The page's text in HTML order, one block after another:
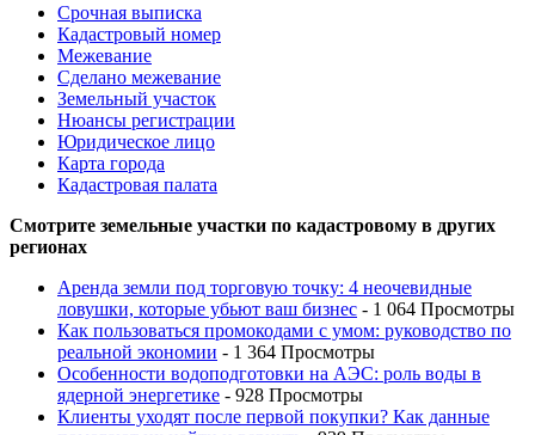
Срочная выписка
Кадастровый номер
Межевание
Сделано межевание
Земельный участок
Нюансы регистрации
Юридическое лицо
Карта города
Кадастровая палата
Смотрите земельные участки по кадастровому в других
регионах
Аренда земли под торговую точку: 4 неочевидные
ловушки, которые убьют ваш бизнес - 1 064 Просмотры
Как пользоваться промокодами с умом: руководство по
реальной экономии - 1 364 Просмотры
Особенности водоподготовки на АЭС: роль воды в
ядерной энергетике - 928 Просмотры
Клиенты уходят после первой покупки? Как данные